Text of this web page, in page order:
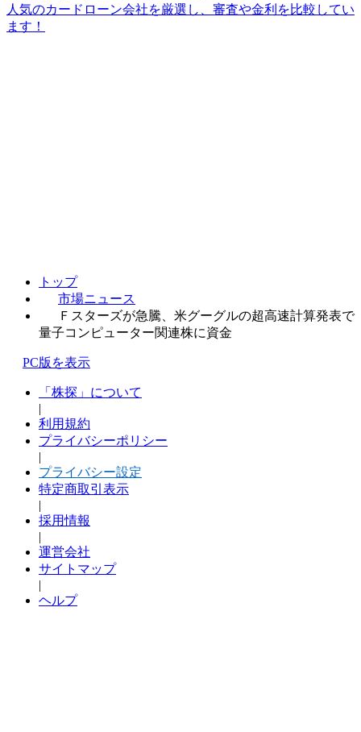
人気のカードローン会社を厳選し、審査や金利を比較してい
ます！
トップ
市場ニュース
Ｆスターズが急騰、米グーグルの超高速計算発表で
量子コンピューター関連株に資金
PC版を表示
「株探」について
|
利用規約
プライバシーポリシー
|
プライバシー設定
特定商取引表示
|
採用情報
|
運営会社
サイトマップ
|
ヘルプ